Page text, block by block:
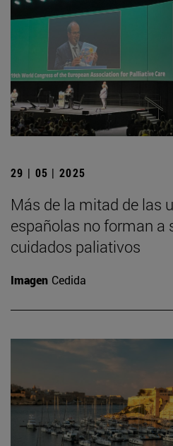
29 | 05 | 2025
Más de la mitad de las
españolas no forman a
cuidados paliativos
Imagen Cedida